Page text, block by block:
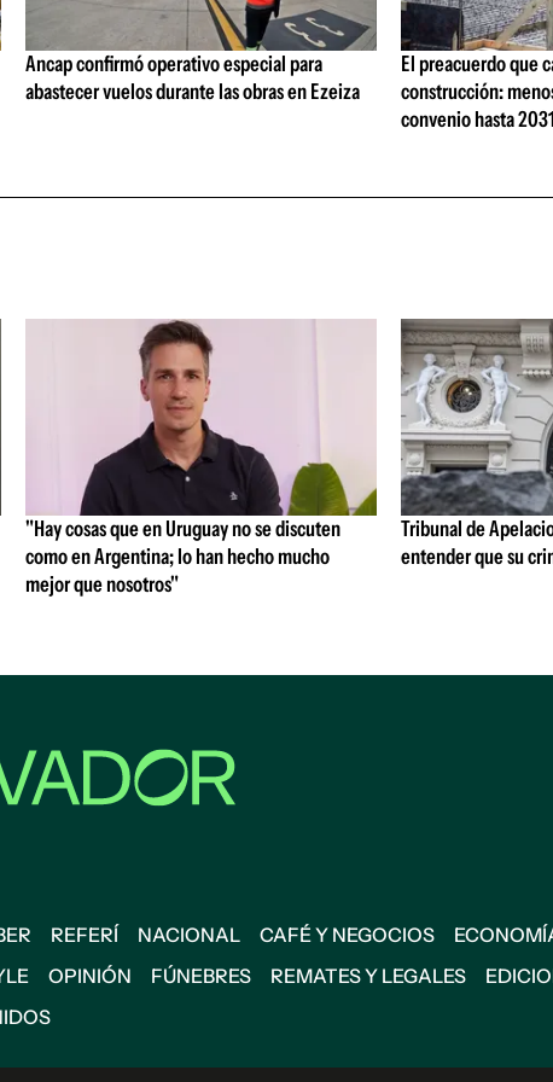
Ancap confirmó operativo especial para
abastecer vuelos durante las obras en Ezeiza
El preacuerdo que
construcción:
convenio hasta 2031
"Hay cosas que en Uruguay no se discuten
como en Argentina; lo han hecho mucho
mejor que nosotros"
Tribunal de
entender que su
REFERÍ NACIONAL CAFÉ Y NEGOCIOS
OPINIÓN FÚNEBRES REMATES Y LEGALES